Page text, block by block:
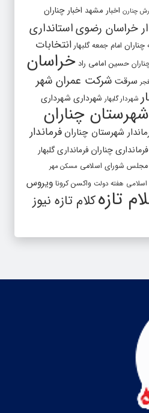
چنارن اخبار مشهد اخبار چناران
خراسان رضویاستانداری
چناران امام جمعه گلبهار انتخابات
حسین امامی راد خراسان
سرقت شرکت عمران شهر
شهردار گلبهار شهرداری شهرداری
شهرستان چناران
شهرستان چناران فرماندار
فرمانداری چناران فرمانداری گلبهار
مجلس شورای اسلامی مسکن مهر
هفته دولت واکسن کرونا ویروس
تازهکلام تازه نیوز